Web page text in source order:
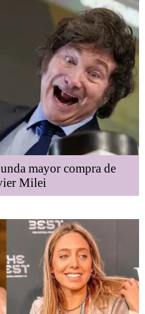
mayor compra de
Milei